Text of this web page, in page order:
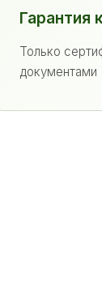
Гарантия
Только
документами